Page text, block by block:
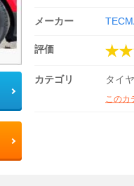
メーカー
評価
カテゴリ タイ
このカ